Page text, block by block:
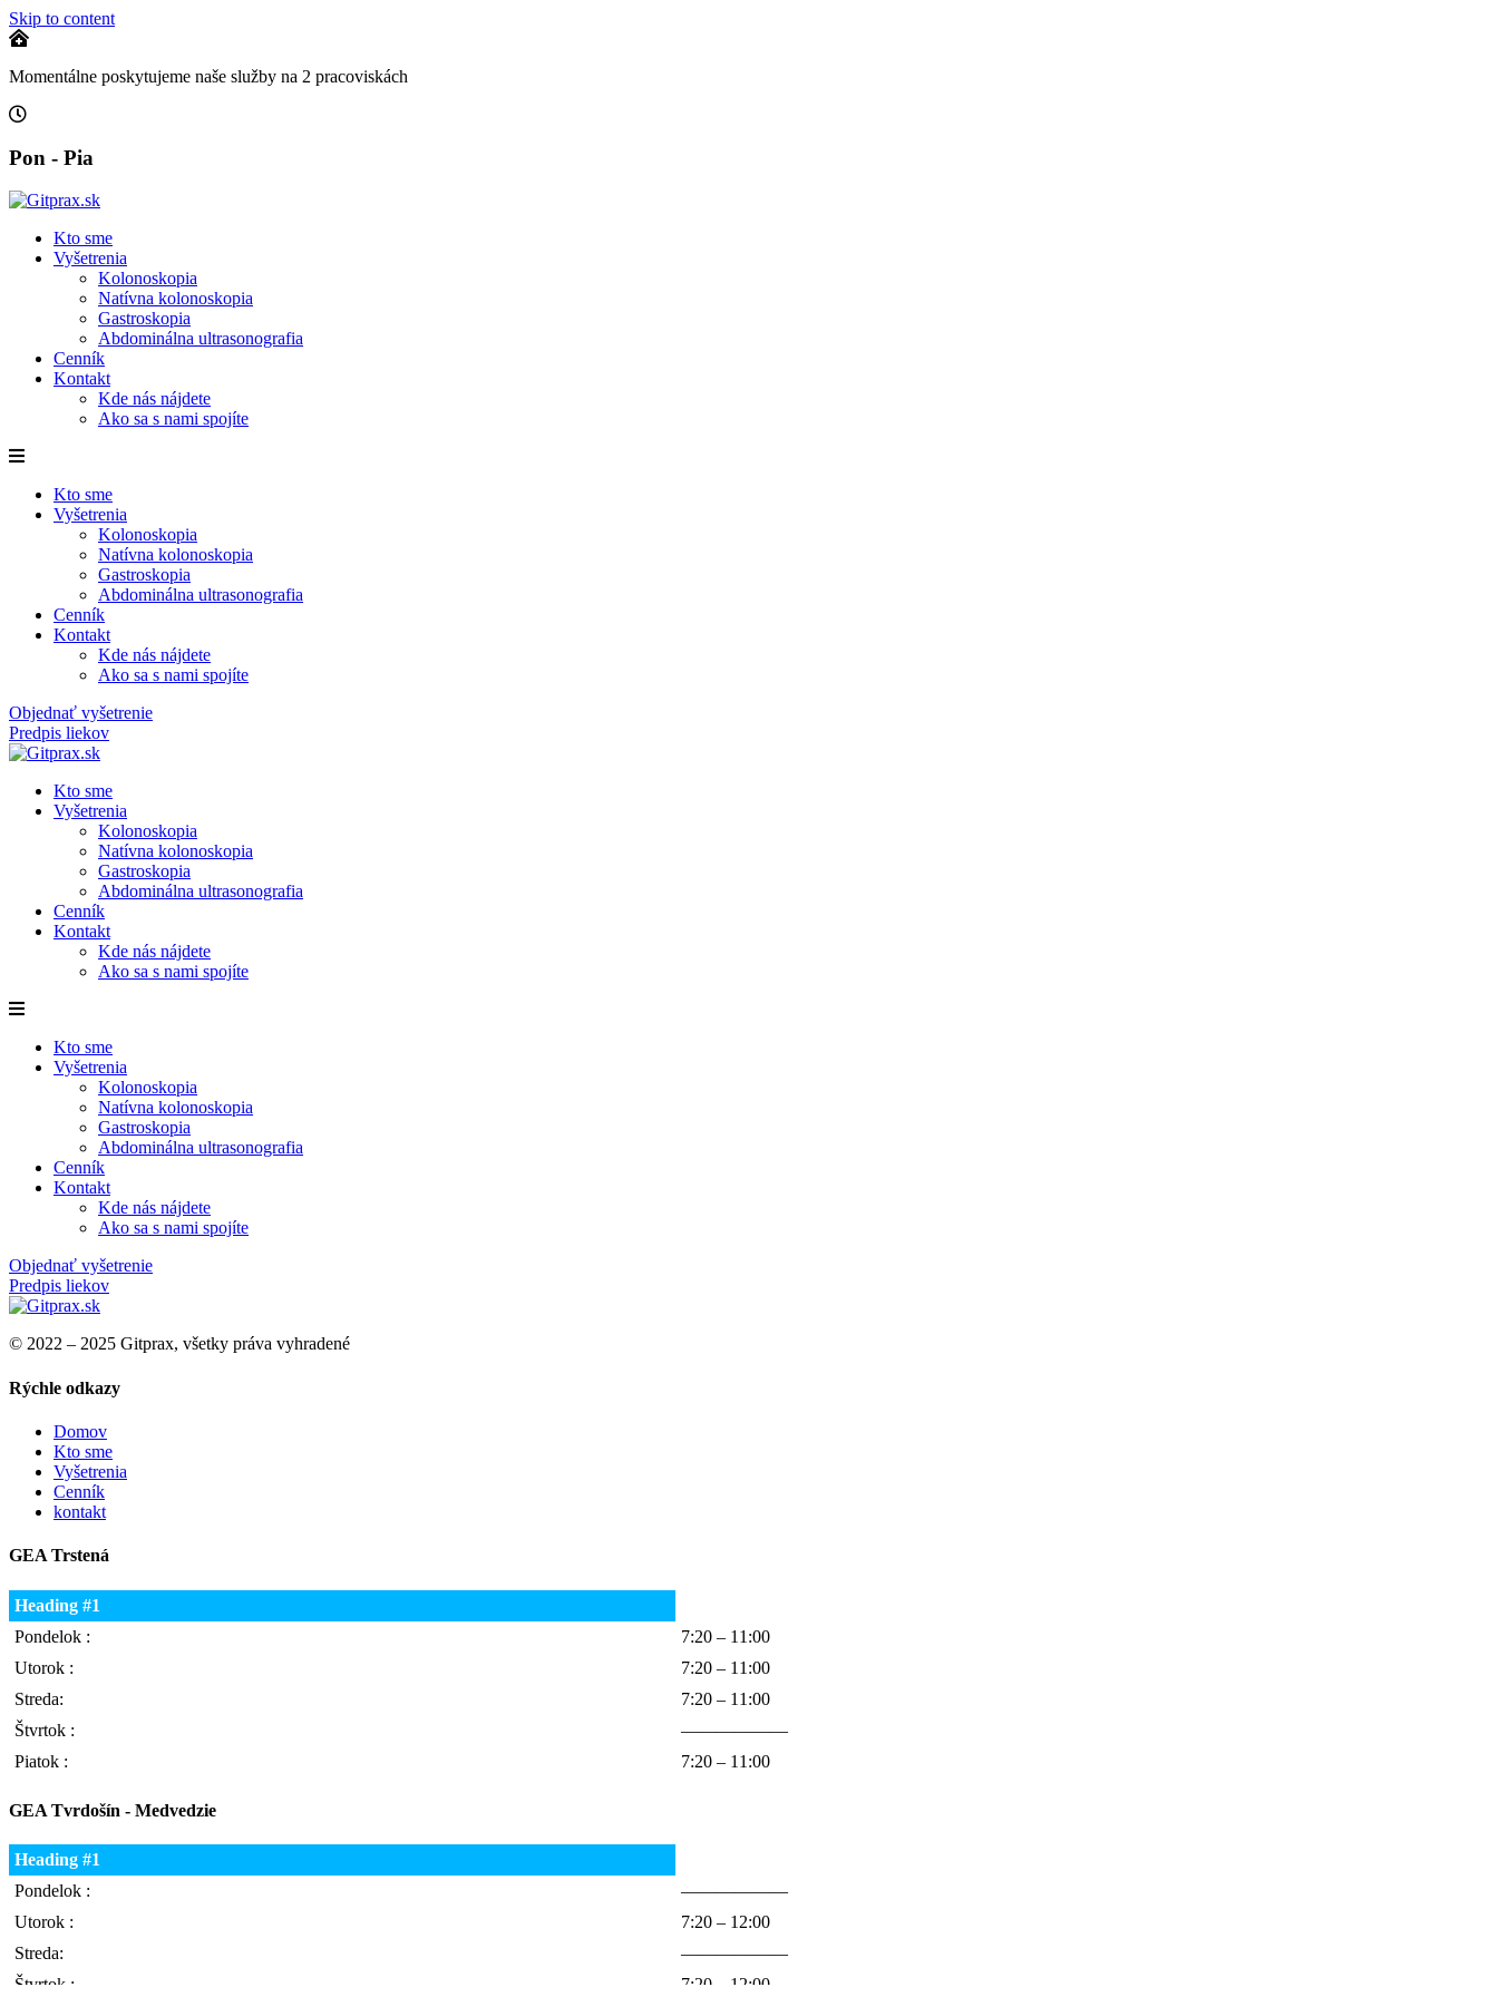
Skip to content
Momentálne poskytujeme naše služby na 2 pracoviskách
Pon - Pia
Kto sme
Vyšetrenia
Kolonoskopia​
Natívna kolonoskopia​
Gastroskopia​
Abdominálna ultrasonografia​
Cenník
Kontakt
Kde nás nájdete
Ako sa s nami spojíte
Kto sme
Vyšetrenia
Kolonoskopia​
Natívna kolonoskopia​
Gastroskopia​
Abdominálna ultrasonografia​
Cenník
Kontakt
Kde nás nájdete
Ako sa s nami spojíte
Objednať vyšetrenie
Predpis liekov
Kto sme
Vyšetrenia
Kolonoskopia​
Natívna kolonoskopia​
Gastroskopia​
Abdominálna ultrasonografia​
Cenník
Kontakt
Kde nás nájdete
Ako sa s nami spojíte
Kto sme
Vyšetrenia
Kolonoskopia​
Natívna kolonoskopia​
Gastroskopia​
Abdominálna ultrasonografia​
Cenník
Kontakt
Kde nás nájdete
Ako sa s nami spojíte
Objednať vyšetrenie
Predpis liekov
© 2022 – 2025 Gitprax, všetky práva vyhradené
Rýchle odkazy
Domov
Kto sme
Vyšetrenia
Cenník
kontakt
GEA Trstená
Heading #1
Pondelok :
7:20 – 11:00
Utorok :
7:20 – 11:00
Streda:
7:20 – 11:00
Štvrtok :
——————
Piatok :
7:20 – 11:00
GEA Tvrdošín - Medvedzie
Heading #1
Pondelok :
——————
Utorok :
7:20 – 12:00
Streda:
——————
Štvrtok :
7:20 – 12:00